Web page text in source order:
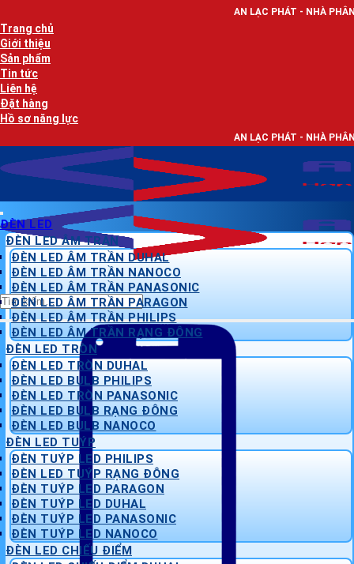
qua
nội
dung
AN LẠC PHÁT - NHÀ PHÂN PHỐI THIẾT BỊ
Trang chủ
Giới thiệu
Sản phẩm
Tin tức
Liên hệ
Đặt hàng
Hồ sơ năng lực
AN LẠC PHÁT - NHÀ PHÂN PHỐI THIẾT BỊ
Tìm
kiếm:
ĐÈN LED
ĐÈN LED ÂM TRẦN
ĐÈN LED ÂM TRẦN DUHAL
ĐÈN LED ÂM TRẦN NANOCO
ĐÈN LED ÂM TRẦN PANASONIC
ĐÈN LED ÂM TRẦN PARAGON
ĐÈN LED ÂM TRẦN PHILIPS
ĐÈN LED ÂM TRẦN RẠNG ĐÔNG
ĐÈN LED TRÒN
ĐÈN LED TRÒN DUHAL
ĐÈN LED BULB PHILIPS
ĐÈN LED TRÒN PANASONIC
ĐÈN LED BULB RẠNG ĐÔNG
ĐÈN LED BULB NANOCO
ĐÈN LED TUÝP
ĐÈN TUÝP LED PHILIPS
ĐÈN LED TUÝP RẠNG ĐÔNG
ĐÈN TUÝP LED PARAGON
ĐÈN TUÝP LED DUHAL
ĐÈN TUÝP LED PANASONIC
ĐÈN TUÝP LED NANOCO
ĐÈN LED CHIẾU ĐIỂM